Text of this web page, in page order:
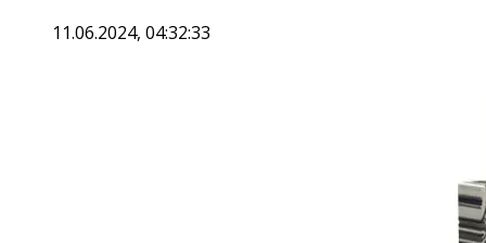
11.06.2024, 04:32:33